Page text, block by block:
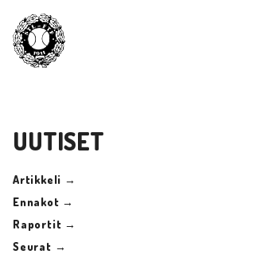
UUTISET
Artikkeli →
Ennakot →
Raportit →
Seurat →